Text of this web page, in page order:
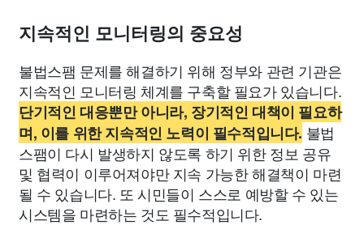
지속적인 모니터링의 중요성
불법스팸 문제를 해결하기 위해 정부와 관련 기관은
지속적인 모니터링 체계를 구축할 필요가 있습니다.
단기적인 대응뿐만 아니라, 장기적인 대책이 필요하
며, 이를 위한 지속적인 노력이 필수적입니다. 불법
스팸이 다시 발생하지 않도록 하기 위한 정보 공유
및 협력이 이루어져야만 지속 가능한 해결책이 마련
될 수 있습니다. 또 시민들이 스스로 예방할 수 있는
시스템을 마련하는 것도 필수적입니다.